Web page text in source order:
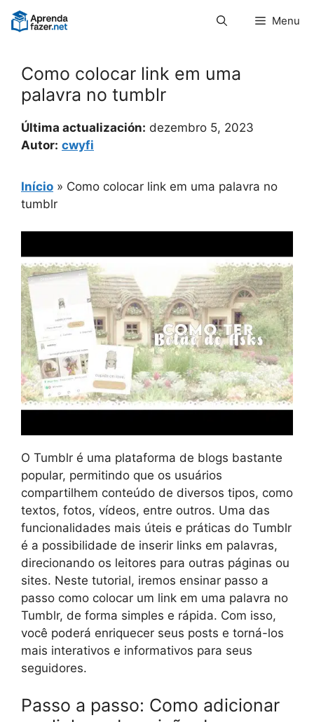
Pular
para
Menu
Como colocar link em uma
palavra no tumblr
Última actualización: dezembro 5, 2023
Autor: cwyfi
Início » Como colocar link em uma palavra no
tumblr
O Tumblr é uma plataforma de blogs bastante
popular, permitindo que os usuários
compartilhem conteúdo de diversos tipos, como
textos, fotos, vídeos, entre outros. Uma das
funcionalidades mais úteis e práticas do Tumblr
é a possibilidade de inserir links em palavras,
direcionando os leitores para outras páginas ou
sites. Neste tutorial, iremos ensinar passo a
passo como colocar um link em uma palavra no
Tumblr, de forma simples e rápida. Com isso,
você poderá enriquecer seus posts e torná-los
mais interativos e informativos para seus
seguidores.
Passo a passo: Como adicionar